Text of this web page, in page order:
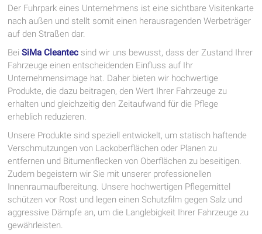
Der Fuhrpark eines Unternehmens ist eine sichtbare Visitenkarte
nach außen und stellt somit einen herausragenden Werbeträger
auf den Straßen dar.
BeiSiMa Cleantec sind wir uns bewusst, dass der Zustand Ihrer
Fahrzeuge einen entscheidenden Einfluss auf Ihr
Unternehmensimage hat. Daher bieten wir hochwertige
Produkte, die dazu beitragen, den Wert Ihrer Fahrzeuge zu
erhalten und gleichzeitig den Zeitaufwand für die Pflege
erheblich reduzieren.
Unsere Produkte sind speziell entwickelt, um statisch haftende
Verschmutzungen von Lackoberflächen oder Planen zu
entfernen und Bitumenflecken von Oberflächen zu beseitigen.
Zudem begeistern wir Sie mit unserer professionellen
Innenraumaufbereitung. Unsere hochwertigen Pflegemittel
schützen vor Rost und legen einen Schutzfilm gegen Salz und
aggressive Dämpfe an, um die Langlebigkeit Ihrer Fahrzeuge zu
gewährleisten.